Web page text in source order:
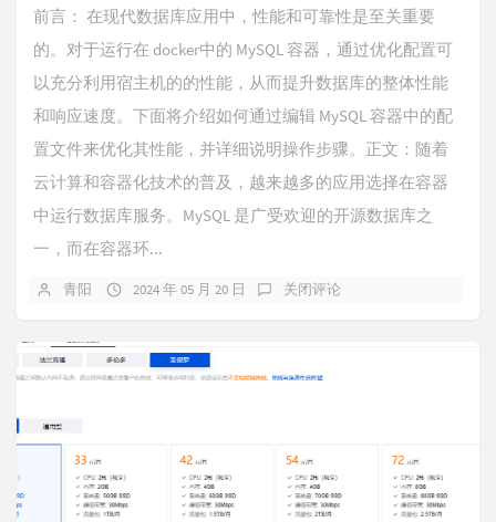
前言： 在现代数据库应用中，性能和可靠性是至关重要
的。对于运行在 docker中的 MySQL 容器，通过优化配置可
以充分利用宿主机的的性能，从而提升数据库的整体性能
和响应速度。下面将介绍如何通过编辑 MySQL 容器中的配
置文件来优化其性能，并详细说明操作步骤。​正文：随着
云计算和容器化技术的普及，越来越多的应用选择在容器
中运行数据库服务。MySQL 是广受欢迎的开源数据库之
一，而在容器环...
青阳 2024 年 05 月 20 日 关闭评论